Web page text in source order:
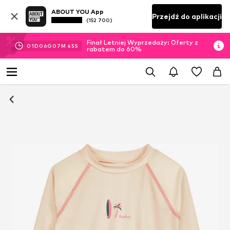
ABOUT YOU App
(152 700) Przejdź do aplikacji
01D 06G 07M 44S
Finał Letniej Wyprzedaży: Oferty z
rabatem do 60%